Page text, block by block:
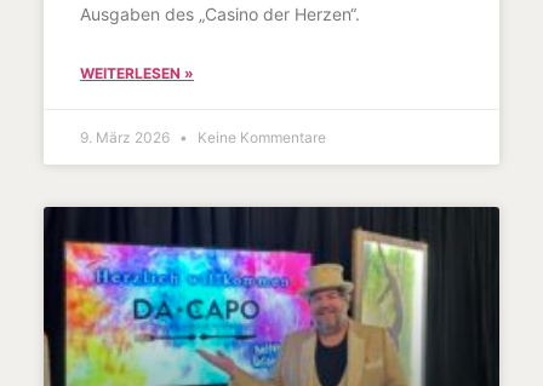
Ausgaben des „Casino der Herzen“.
WEITERLESEN »
9. März 2026 Keine Kommentare